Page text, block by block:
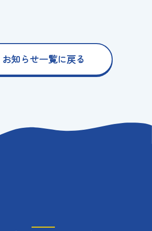
お知らせ一覧に戻る